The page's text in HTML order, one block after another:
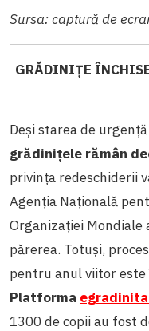
Sursa: captură de
GRĂDINIȚE
Deși starea de
grădinițele rămân
privința redeschiderii
Agenția Națională
Organizației Mondiale
părerea. Totuși,
pentru anul viitor
Platforma
1300 de copii au fost